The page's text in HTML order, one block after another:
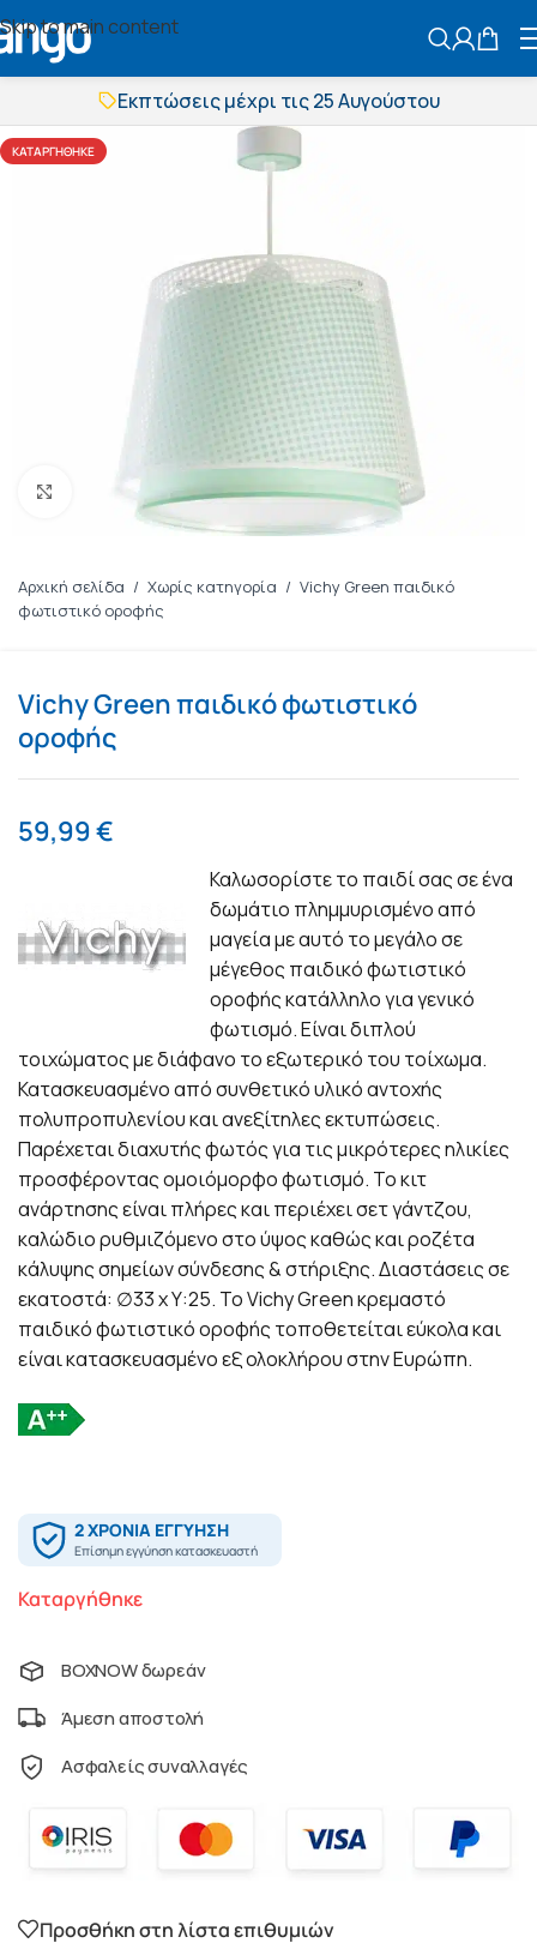
Skip to main content
Εκπτώσεις μέχρι τις 25 Αυγούστου
Δωρεάν μεταφορικά
BOXNOW αποστολή
Άμεση παράδοση
BOXNOW αποστολή
Άμεση παράδοση
ΚΑΤΑΡΓΉΘΗΚΕ
Πατήστε για μεγέθυνση
Αρχική σελίδα / Χωρίς κατηγορία / Vichy Green παιδικό
φωτιστικό οροφής
Vichy Green παιδικό φωτιστικό
οροφής
59,99€
Καλωσορίστε το παιδί σας σε ένα
δωμάτιο πλημμυρισμένο από
μαγεία με αυτό το μεγάλο σε
μέγεθος παιδικό φωτιστικό
οροφής κατάλληλο για γενικό
φωτισμό. Είναι διπλού
τοιχώματος με διάφανο το εξωτερικό του τοίχωμα.
Κατασκευασμένο από συνθετικό υλικό αντοχής
πολυπροπυλενίου και ανεξίτηλες εκτυπώσεις.
Παρέχεται διαχυτής φωτός για τις μικρότερες ηλικίες
προσφέροντας ομοιόμορφο φωτισμό. Το κιτ
ανάρτησης είναι πλήρες και περιέχει σετ γάντζου,
καλώδιο ρυθμιζόμενο στο ύψος καθώς και ροζέτα
κάλυψης σημείων σύνδεσης & στήριξης. Διαστάσεις σε
εκατοστά: ∅33 x Υ:25. Το Vichy Green κρεμαστό
παιδικό φωτιστικό οροφής τοποθετείται εύκολα και
είναι κατασκευασμένο εξ ολοκλήρου στην Ευρώπη.
Καταργήθηκε
BOXNOW δωρεάν
Άμεση αποστολή
Ασφαλείς συναλλαγές
Προσθήκη στη λίστα επιθυμιών